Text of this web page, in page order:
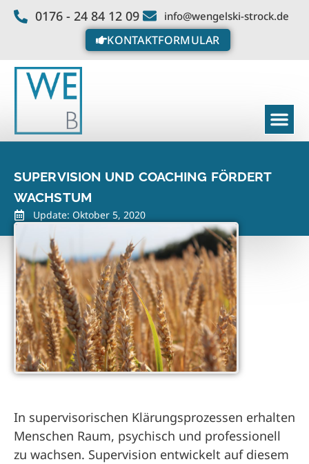
0176 - 24 84 12 09 info@wengelski-strock.de
KONTAKTFORMULAR
SUPERVISION UND COACHING FÖRDERT
WACHSTUM
Update: Oktober 5, 2020
In supervisorischen Klärungsprozessen erhalten
Menschen Raum, psychisch und professionell
zu wachsen. Supervision entwickelt auf diesem